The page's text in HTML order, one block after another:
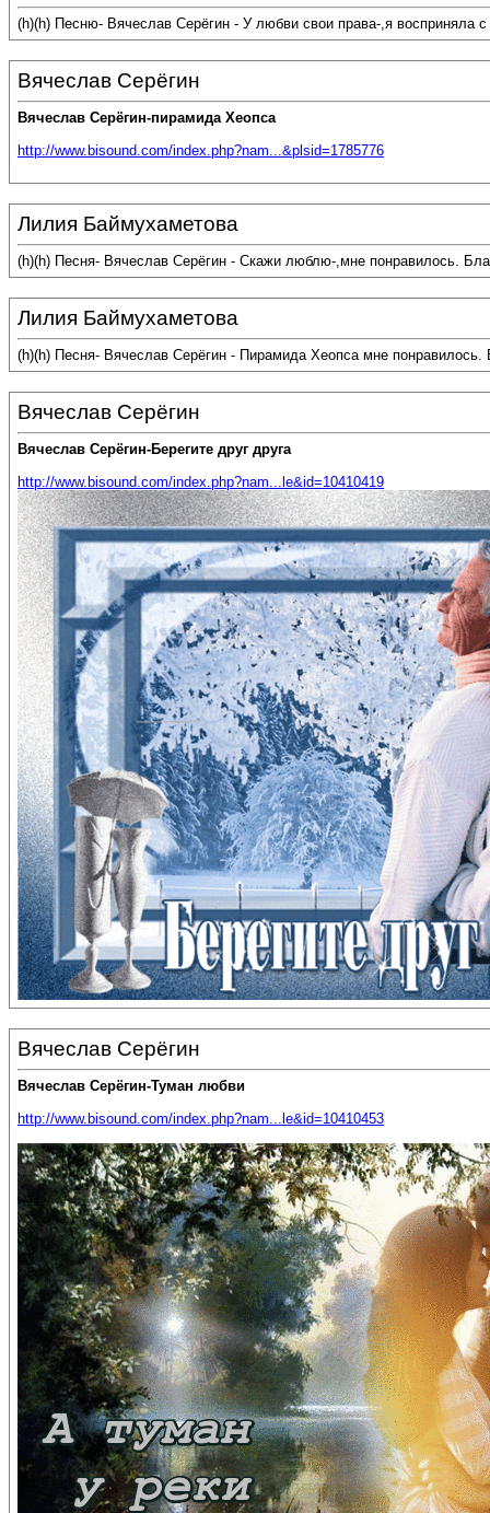
(h)(h) Песню- Вячеслав Серёгин - У любви свои права-,я
Вячеслав Серёгин
Вячеслав Серёгин-пирамида Хеопса
http://www.bisound.com/index.php?nam...&plsid=1785776
Лилия Баймухаметова
(h)(h) Песня- Вячеслав Серёгин - Скажи люблю-,мне понравилось.
Лилия Баймухаметова
(h)(h) Песня- Вячеслав Серёгин - Пирамида Хеопса мне
Вячеслав Серёгин
Вячеслав Серёгин-Берегите друг друга
http://www.bisound.com/index.php?nam...le&id=10410419
Вячеслав Серёгин
Вячеслав Серёгин-Туман любви
http://www.bisound.com/index.php?nam...le&id=10410453